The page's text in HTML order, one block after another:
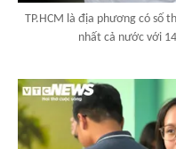
TP.HCM là địa phương có số
nhất cả nước với